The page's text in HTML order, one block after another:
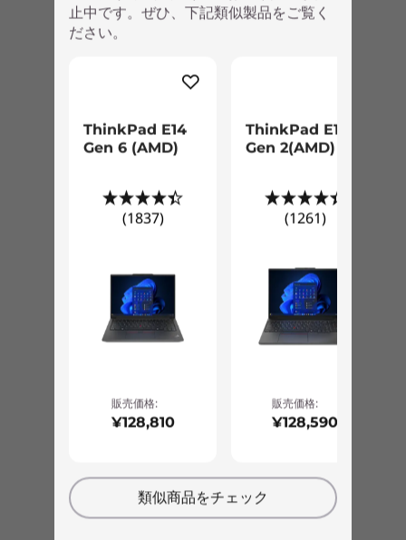
高度なセキュリティ機能
プライバシー保護やセキュリティ対策に有効な開
紋センサーは指でタッチするだけで、素早く安全
リティ キーホールも搭載しています。
厳しい品質テストによる高い品質
12項目の米軍調達基準に準拠するほか、過酷な利
バッテリー駆動時間*3*4
*2.本体構成により変化します。
*3.本体構成およびご利用状況によって異なります。
て測定されています。
*5.Athlonを選択する場合、eMMCとなります。Ryzenを選択
する場合、SSDとなります。
ThinkPad C13 Yoga Chromebook Gen 1 (20UXS02X00)
止中です。ぜひ、下記類似製品をご覧く
ださい。
ThinkPad E14
Gen 6 (AMD)
(1837)
販売価格:
¥128,810
ThinkPad E16
Gen 2(AMD)
(1261)
販売価格:
¥128,590
類似商品をチェック